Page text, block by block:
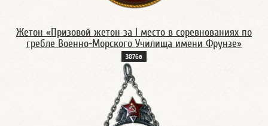
Жетон «Призовой жетон за I место в соревнованиях по
гребле Военно-Морского Училища имени Фрунзе»
3876в